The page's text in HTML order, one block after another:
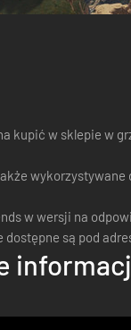
kupić w sklepie w
w wersji na
dostępne są pod